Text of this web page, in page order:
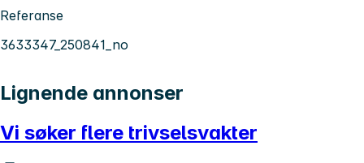
Referanse
3633347_250841_no
Lignende annonser
Vi søker flere trivselsvakter